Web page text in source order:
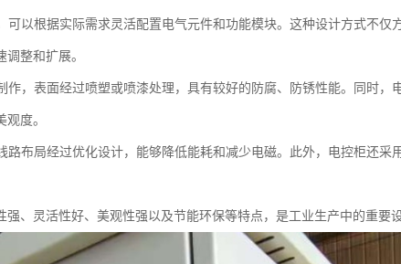
可以根据实际需求灵活配置电气元件和功能模块。这种设计方式不仅
整和扩展。
作，表面经过喷塑或喷漆处理，具有较好的防腐、防锈性能。同时，
度。
布局经过优化设计，能够降低能耗和减少电磁。此外，电控柜还采
、灵活性好、美观性强以及节能环保等特点，是工业生产中的重要设